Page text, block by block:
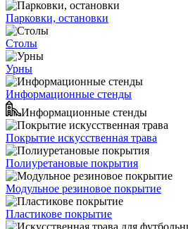
Парковки, остановки
Столы
Урны
Информационные стенды
Информационные стенды
Покрытие искусственная трава
Полиуретановые покрытия
Модульное резиновое покрытие
Пластикове покрытие